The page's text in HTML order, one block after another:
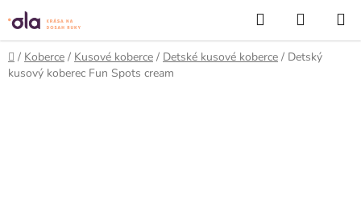
Prejsť
na
obsah
Hľadať
KOŠÍK
Domov
/ Koberce / Kusové koberce / Detské kusové koberce / Detský
kusový koberec Fun Spots cream